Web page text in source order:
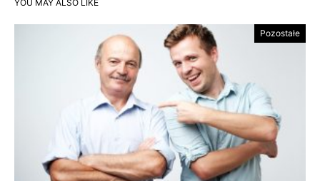
YOU MAY ALSO LIKE
Pozostałe